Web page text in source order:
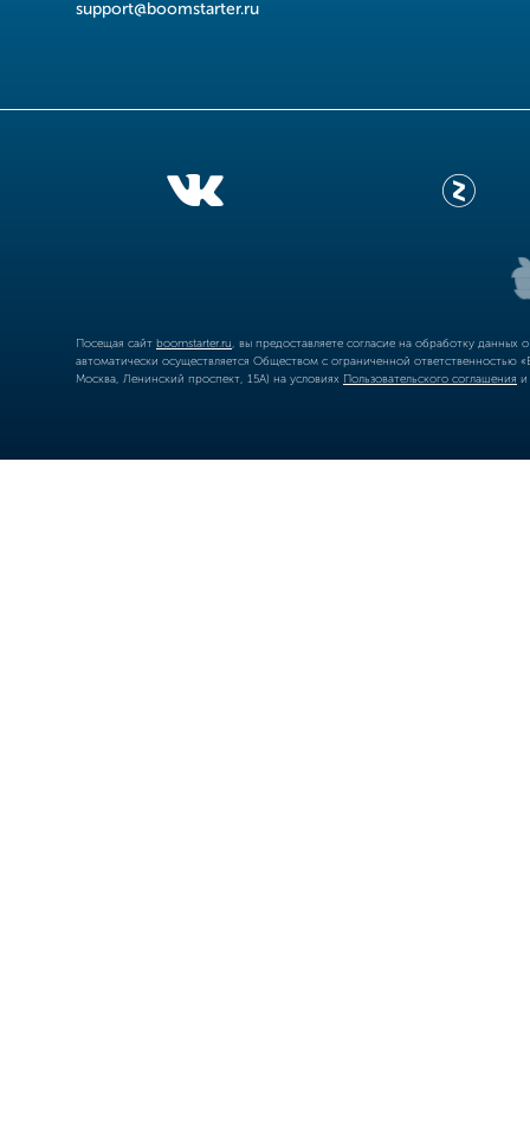
support@boomstarter.ru
Посещая сайт boomstarter.ru , вы предоставляете согласие на обработку
автоматически осуществляется Обществом с ограниченной
Москва, Ленинский проспект, 15А) на условиях Пользовательского соглашения и